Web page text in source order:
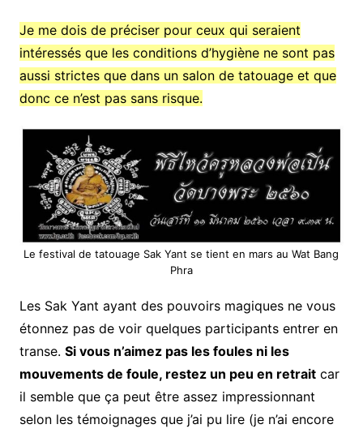
Je me dois de préciser pour ceux qui seraient
intéressés que les conditions d’hygiène ne sont pas
aussi strictes que dans un salon de tatouage et que
donc ce n’est pas sans risque.
Le festival de tatouage Sak Yant se tient en mars au Wat Bang
Phra
Les Sak Yant ayant des pouvoirs magiques ne vous
étonnez pas de voir quelques participants entrer en
transe. Si vous n’aimez pas les foules ni les
mouvements de foule, restez un peu en retraitcar
il semble que ça peut être assez impressionnant
selon les témoignages que j’ai pu lire (je n’ai encore